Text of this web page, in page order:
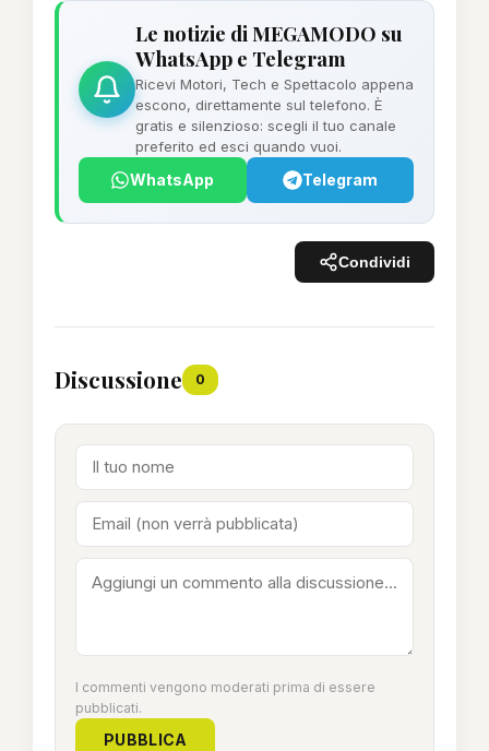
Le notizie di MEGAMODO su
WhatsApp e Telegram
Ricevi Motori, Tech e Spettacolo appena
escono, direttamente sul telefono. È
gratis e silenzioso: scegli il tuo canale
preferito ed esci quando vuoi.
WhatsApp Telegram
Condividi
Discussione 0
I commenti vengono moderati prima di essere
pubblicati.
PUBBLICA